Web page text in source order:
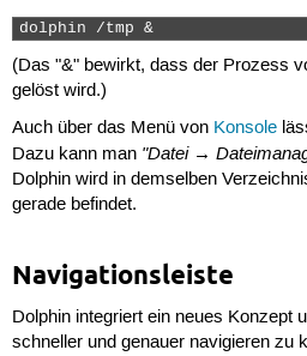
dolphin /tmp &
(Das "&" bewirkt, dass der Prozess
gelöst wird.)
Auch über das Menü von Konsole
Dazu kann man "Datei →
Dolphin wird in demselben
gerade befindet.
Navigationsleiste
Dolphin integriert ein neues Konzept
schneller und genauer navigieren zu